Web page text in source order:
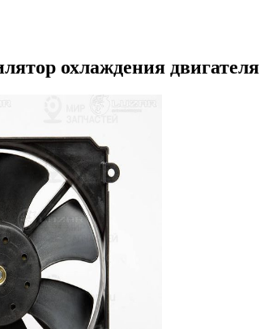
охлаждения двигателя